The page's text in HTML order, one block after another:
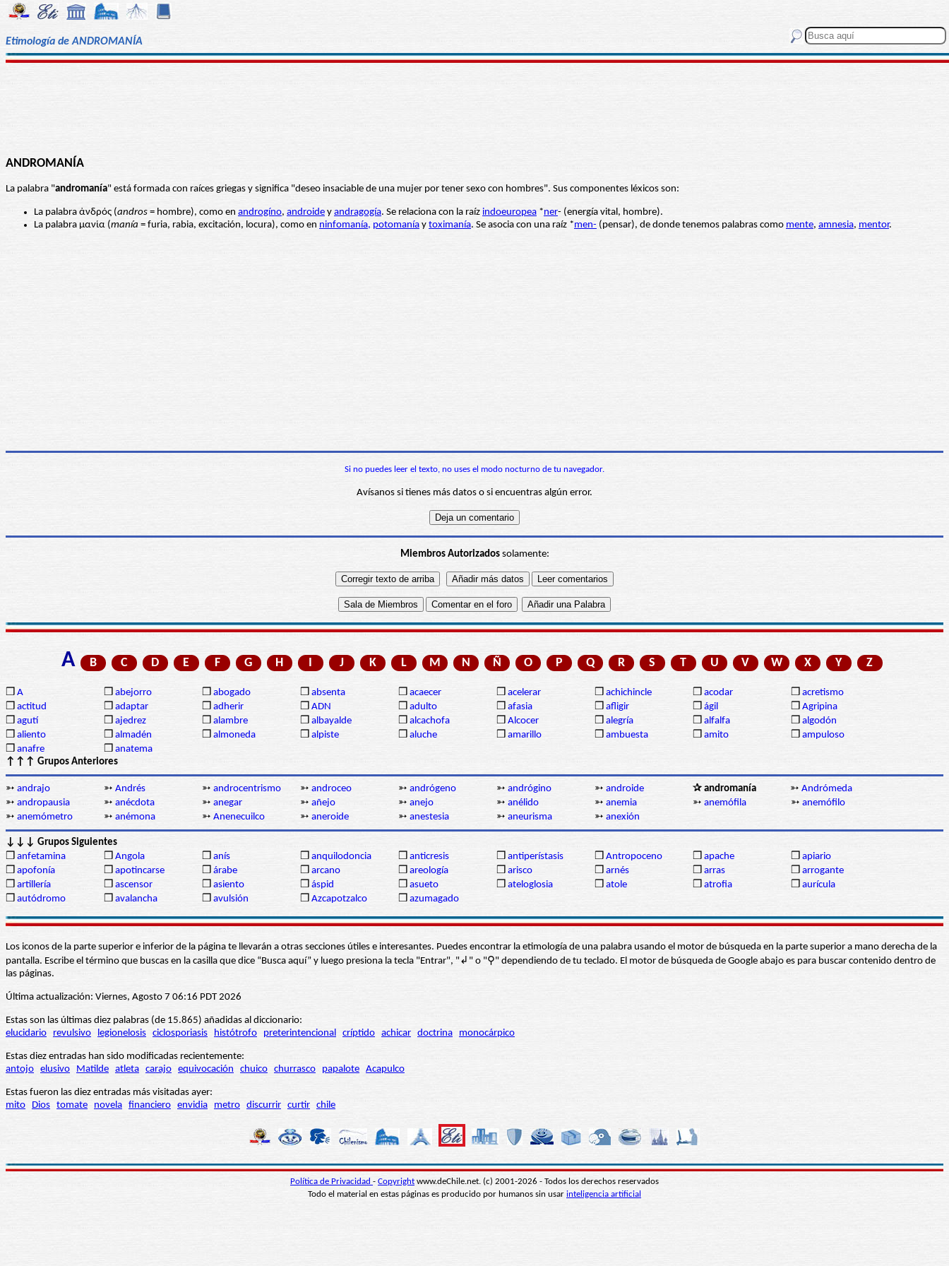
Etimología de ANDROMANÍA
ANDROMANÍA
La palabra "andromanía" está formada con raíces griegas y significa "deseo insaciable de una mujer por tener sexo con hombres". Sus componentes léxicos son:
La palabra ἀνδρός (andros = hombre), como en androgíno, androide y andragogía. Se relaciona con la raíz indoeuropea *ner- (energía vital, hombre).
La palabra μανία (manía = furia, rabia, excitación, locura), como en ninfomanía, potomanía y toximanía. Se asocia con una raíz *men- (pensar), de donde tenemos palabras como mente, amnesia, mentor.
Si no puedes leer el texto, no uses el modo nocturno de tu navegador.
Avísanos si tienes más datos o si encuentras algún error.
Miembros Autorizadossolamente:
A B C D E F G H I J K L M N Ñ O P Q R S T U V W X Y Z
❒ A ❒ abejorro ❒ abogado ❒ absenta ❒ acaecer ❒ acelerar ❒ achichincle ❒ acodar ❒ acretismo
❒ actitud ❒ adaptar ❒ adherir ❒ ADN ❒ adulto ❒ afasia ❒ afligir ❒ ágil ❒ Agripina
❒ agutí ❒ ajedrez ❒ alambre ❒ albayalde ❒ alcachofa ❒ Alcocer ❒ alegría ❒ alfalfa ❒ algodón
❒ aliento ❒ almadén ❒ almoneda ❒ alpiste ❒ aluche ❒ amarillo ❒ ambuesta ❒ amito ❒ ampuloso
❒ anafre ❒ anatema
↑↑↑ Grupos Anteriores
➳ andrajo ➳ Andrés ➳ androcentrismo ➳ androceo ➳ andrógeno ➳ andrógino ➳ androide ✰ andromanía ➳ Andrómeda
➳ andropausia ➳ anécdota ➳ anegar ➳ añejo ➳ anejo ➳ anélido ➳ anemia ➳ anemófila ➳ anemófilo
➳ anemómetro ➳ anémona ➳ Anenecuilco ➳ aneroide ➳ anestesia ➳ aneurisma ➳ anexión
↓↓↓ Grupos Siguientes
❒ anfetamina ❒ Angola ❒ anís ❒ anquilodoncia ❒ anticresis ❒ antiperístasis ❒ Antropoceno ❒ apache ❒ apiario
❒ apofonía ❒ apotincarse ❒ árabe ❒ arcano ❒ areología ❒ arisco ❒ arnés ❒ arras ❒ arrogante
❒ artillería ❒ ascensor ❒ asiento ❒ áspid ❒ asueto ❒ ateloglosia ❒ atole ❒ atrofia ❒ aurícula
❒ autódromo ❒ avalancha ❒ avulsión ❒ Azcapotzalco ❒ azumagado
Los iconos de la parte superior e inferior de la página te llevarán a otras secciones útiles e interesantes. Puedes encontrar la etimología de una palabra usando el motor de búsqueda en la parte superior a mano derecha de la
pantalla. Escribe el término que buscas en la casilla que dice “Busca aquí” y luego presiona la tecla "Entrar", "↲" o "⚲" dependiendo de tu teclado. El motor de búsqueda de Google abajo es para buscar contenido dentro de
las páginas.
Última actualización: Viernes, Agosto 7 06:16 PDT 2026
Estas son las últimas diez palabras (de 15.865) añadidas al diccionario:
elucidario
revulsivo legionelosis ciclosporiasis histótrofo preterintencional críptido achicar doctrina monocárpico
Estas diez entradas han sido modificadas recientemente:
antojo elusivo Matilde atleta carajo equivocación chuico churrasco papalote Acapulco
Estas fueron las diez entradas más visitadas ayer:
mito
Dios tomate novela financiero envidia metro discurrir curtir chile
Política de Privacidad - Copyright www.deChile.net. (c) 2001-2026 - Todos los derechos reservados
Todo el material en estas páginas es producido por humanos sin usar inteligencia artificial